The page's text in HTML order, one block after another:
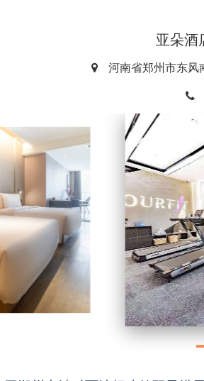
亚朵酒
河南省郑州市东